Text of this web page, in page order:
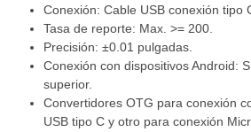
Conexión: Cable USB conexión tipo
Tasa de reporte: Max. >= 200.
Precisión: ±0.01 pulgadas.
Conexión con dispositivos Android:
superior.
Convertidores OTG para conexión
USB tipo C y otro para conexión